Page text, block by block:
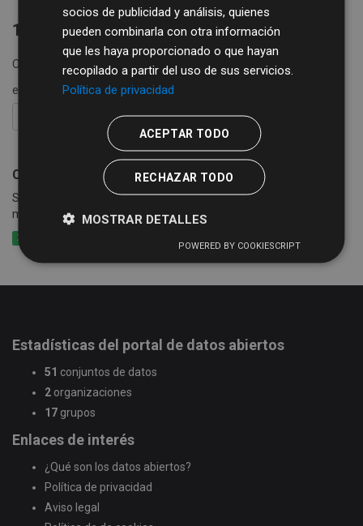
1 conjunto de datos encontrado
Organizaciones: REGTSA Formatos:
etiquetas:
impuestos REGTSA
FILTRAR RESULTADOS
Censo empresarial de actividades económicas
Suma de las cuotas tributarias del impuesto por epígrafes y
municipios
XLSX
Estadísticas del portal de datos abiertos
51 conjuntos de datos
2 organizaciones
17 grupos
Enlaces de interés
¿Qué son los datos abiertos?
Política de privacidad
Aviso legal
socios de publicidad y análisis, quienes
pueden combinarla con otra información
que les haya proporcionado o que hayan
recopilado a partir del uso de sus servicios.
Política de privacidad
ACEPTAR TODO
RECHAZAR TODO
MOSTRAR DETALLES
POWERED BY COOKIESCRIPT